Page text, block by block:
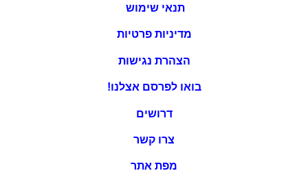
תנאי שימוש
מדיניות פרטיות
הצהרת נגישות
בואו לפרסם אצלנו!
דרושים
צרו קשר
מפת אתר